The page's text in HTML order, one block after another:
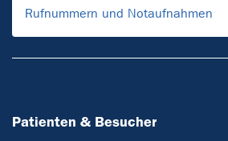
Rufnummern und Notaufnahmen
Patienten & Besucher